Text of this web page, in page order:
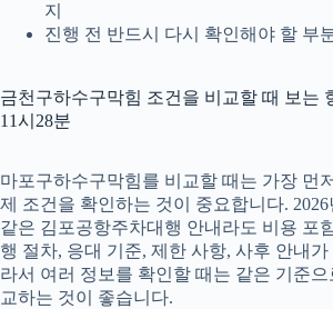
지
진행 전 반드시 다시 확인해야 할 부
금천구하수구막힘 조건을 비교할 때 보는
11시28분
마포구하수구막힘를 비교할 때는 가장 먼
제 조건을 확인하는 것이 중요합니다. 2026
같은 김포공항주차대행 안내라도 비용 포
행 절차, 응대 기준, 제한 사항, 사후 안내
라서 여러 정보를 확인할 때는 같은 기준으
교하는 것이 좋습니다.